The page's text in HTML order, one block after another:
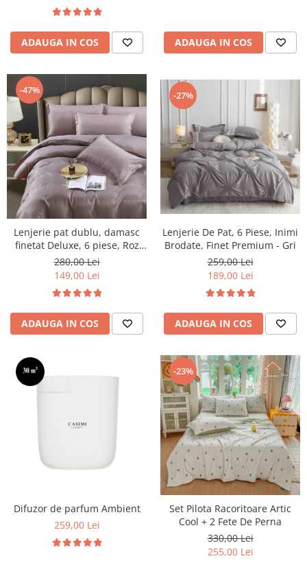
ADAUGA IN COS ADAUGA IN COS
-47%
Lenjerie pat dublu, damasc
finetat Deluxe, 6 piese, Roz
Inchis
280,00 Lei
149,00 Lei
ADAUGA IN COS
-27%
Lenjerie De Pat, 6 Piese, Inimi
Brodate, Finet Premium - Gri
259,00 Lei
189,00 Lei
ADAUGA IN COS
Difuzor de parfum Ambient
259,00 Lei
-23%
Set Pilota Racoritoare Artic
Cool + 2 Fete De Perna
330,00 Lei
255,00 Lei